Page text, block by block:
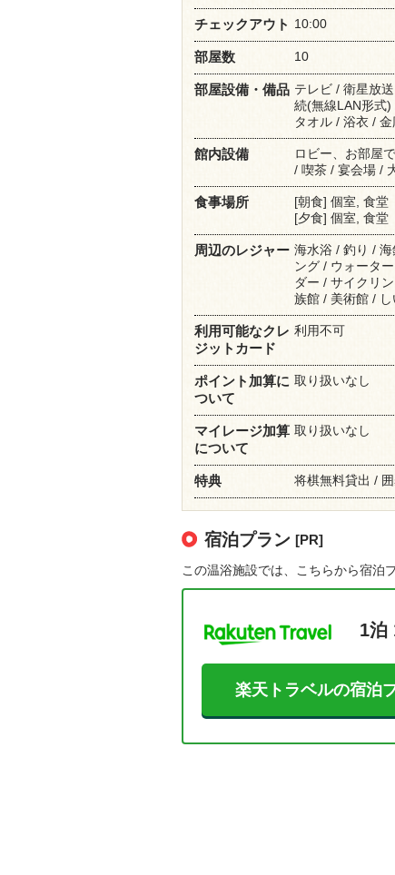
チェックアウト 10:00
部屋数 10
部屋設備・備品 テレビ / 衛星放
続(無線LAN形式
タオル / 浴衣 / 金
館内設備
ロビー、お部屋
/ 喫茶 / 宴会場 /
食事場所
[朝食] 個室, 食堂
[夕食] 個室, 食堂
周辺のレジャー 海水浴 / 釣り /
ング / ウォータ
ダー / サイクリ
族館 / 美術館 /
利用可能なクレ
ジットカード
利用不可
ポイント加算に
ついて
取り扱いなし
マイレージ加算
について
取り扱いなし
特典 将棋無料貸出 /
宿泊プラン [PR]
この温浴施設では、こちらから宿泊
1泊
楽天トラベルの宿泊